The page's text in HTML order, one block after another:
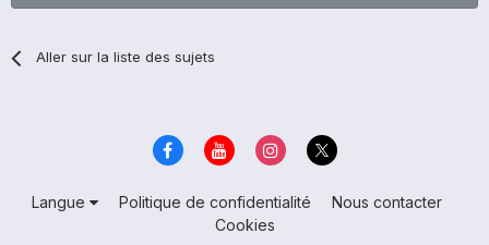
Aller sur la liste des sujets
Langue Politique de confidentialité
Nous contacter
Cookies